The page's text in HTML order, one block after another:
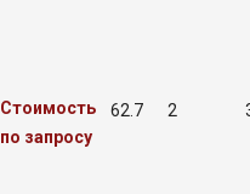
Стоимость
по запросу
62.7 2